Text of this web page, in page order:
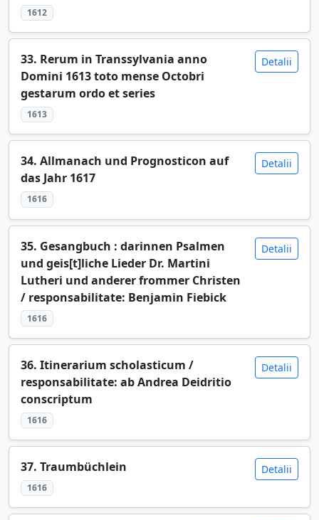
1612
33. Rerum in Transsylvania anno
Domini 1613 toto mense Octobri
gestarum ordo et series
1613
Detalii
34. Allmanach und Prognosticon auf
das Jahr 1617
1616
Detalii
35. Gesangbuch : darinnen Psalmen
und geis[t]liche Lieder Dr. Martini
Lutheri und anderer frommer Christen
/ responsabilitate: Benjamin Fiebick
1616
Detalii
36. Itinerarium scholasticum /
responsabilitate: ab Andrea Deidritio
conscriptum
1616
Detalii
37. Traumbüchlein
1616
Detalii